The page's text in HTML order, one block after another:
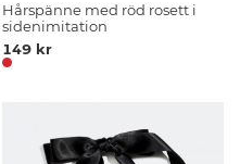
Hårspänne med röd rosett i
sidenimitation
149 kr